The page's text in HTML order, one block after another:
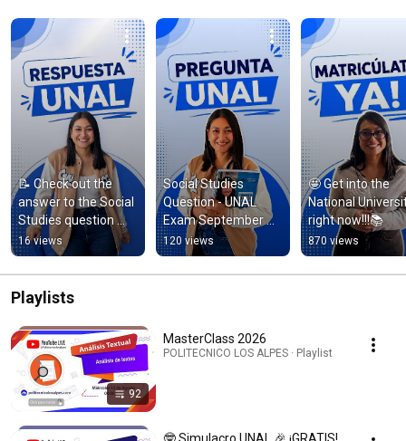
📝 Check out the
answer to the Social
Studies question
from the 2026 UNAL
Exam
16 views
Social Studies
Question - UNAL
Exam September
20th
120 views
🤩 Get into the
National
right now!!!📚
870 views
Playlists
92
MasterClass 2026
POLITECNICO LOS ALPES · Playlist